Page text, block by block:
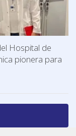
Hospital de
pionera para